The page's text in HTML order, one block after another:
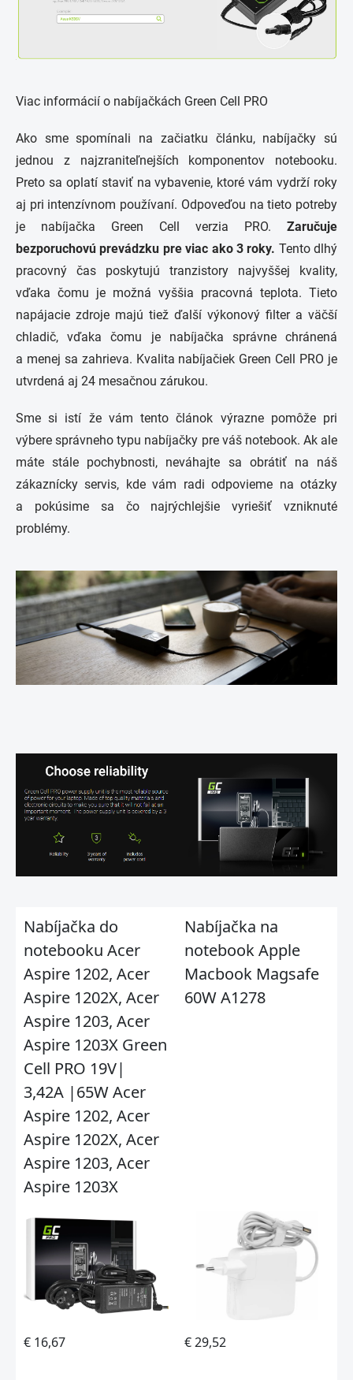
Viac informácií o nabíjačkách Green Cell PRO
Ako sme spomínali na začiatku článku, nabíjačky sú
jednou z najzraniteľnejších komponentov notebooku.
Preto sa oplatí staviť na vybavenie, ktoré vám vydrží roky
aj pri intenzívnom používaní. Odpoveďou na tieto potreby
je nabíjačka Green Cell verzia PRO. Zaručuje
bezporuchovú prevádzku pre viac ako 3 roky. Tento dlhý
pracovný čas poskytujú tranzistory najvyššej kvality,
vďaka čomu je možná vyššia pracovná teplota. Tieto
napájacie zdroje majú tiež ďalší výkonový filter a väčší
chladič, vďaka čomu je nabíjačka správne chránená
a menej sa zahrieva. Kvalita nabíjačiek Green Cell PRO je
utvrdená aj 24 mesačnou zárukou.
Sme si istí že vám tento článok výrazne pomôže pri
výbere správneho typu nabíjačky pre váš notebook. Ak ale
máte stále pochybnosti, neváhajte sa obrátiť na náš
zákaznícky servis, kde vám radi odpovieme na otázky
a pokúsime sa čo najrýchlejšie vyriešiť vzniknuté
problémy.